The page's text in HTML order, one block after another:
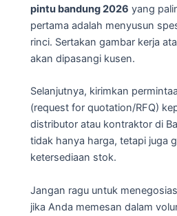
pintu bandung 2026 yang
pertama adalah menyusun
rinci. Sertakan gambar kerja
akan dipasangi kusen.
Selanjutnya, kirimkan
(request for quotation/RFQ)
distributor atau kontraktor di
tidak hanya harga, tetapi juga
ketersediaan stok.
Jangan ragu untuk
jika Anda memesan dalam